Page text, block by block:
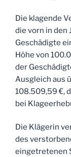
Die klagende
die vorn in den
Geschädigte
Höhe von
der
Ausgleich aus
108.509,59 €,
bei
Die Klägerin
des
eingetretenen